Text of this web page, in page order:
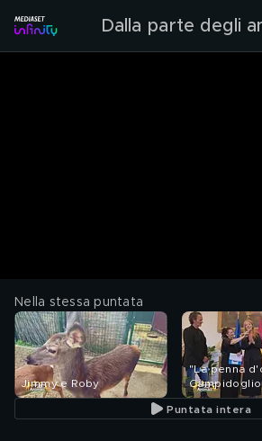
Dalla parte degli
Nella stessa puntata
Jimmy e Roby
"La penna
terza
Puntata intera